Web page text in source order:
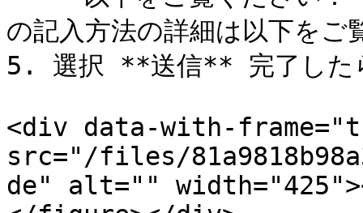
の記入方法の詳細は以下をご
5. 選択 **送信** 完了した
<div data-with-
src="/files/
de" alt=""